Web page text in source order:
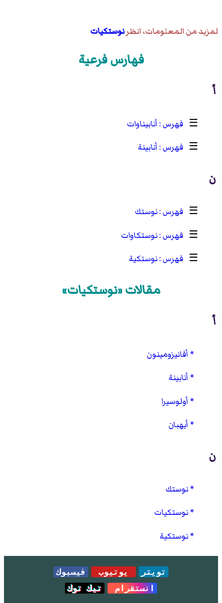
لمزيد من المعلومات، انظرنوستكيات
فهارس فرعية
أ
☰
أنابيناوات
☰
أنابينة
ن
☰
نوستك
☰
نوستكاوات
☰
نوستكية
مقالات «نوستكيات»
أ
أفانيزومينون
أنابينة
أولوسيرا
أيهبان
ن
نوستك
نوستكيات
نوستكية
تويتر يوتيوب
فيسبوك
انستقرام
تيك توك